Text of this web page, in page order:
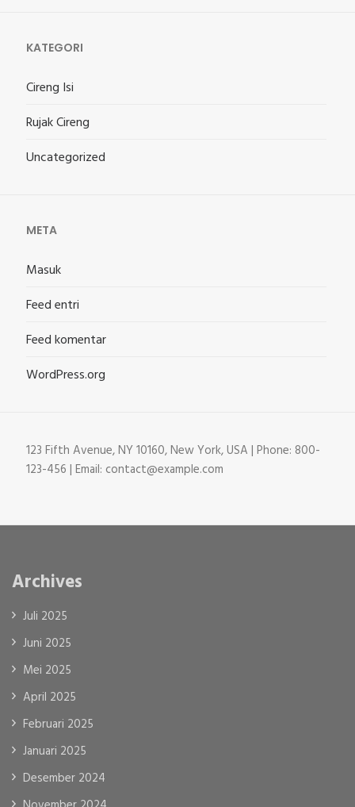
KATEGORI
Cireng Isi
Rujak Cireng
Uncategorized
META
Masuk
Feed entri
Feed komentar
WordPress.org
123 Fifth Avenue, NY 10160, New York, USA | Phone: 800-
123-456 | Email: contact@example.com
Archives
Juli 2025
Juni 2025
Mei 2025
April 2025
Februari 2025
Januari 2025
Desember 2024